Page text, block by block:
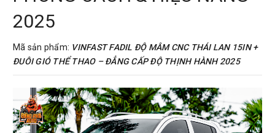
2025
Mã sản phẩm: VINFAST FADIL ĐỘ MÂM CNC THÁI LAN 15IN +
ĐUÔI GIÓ THỂ THAO – ĐẲNG CẤP ĐỘ THỊNH HÀNH 2025